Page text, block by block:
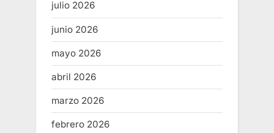
julio 2026
junio 2026
mayo 2026
abril 2026
marzo 2026
febrero 2026